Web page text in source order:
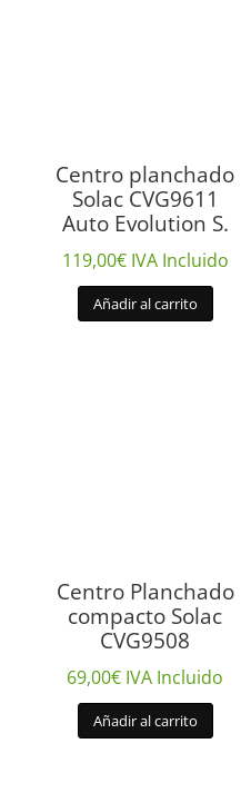
Centro planchado
Solac CVG9611
Auto Evolution S.
119,00€ IVA Incluido
Añadir al carrito
Centro Planchado
compacto Solac
CVG9508
69,00€ IVA Incluido
Añadir al carrito